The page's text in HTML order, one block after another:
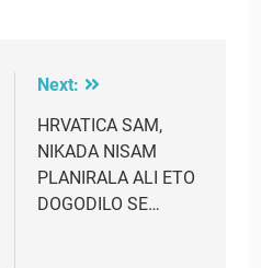
Next:
HRVATICA SAM,
NIKADA NISAM
PLANIRALA ALI ETO
DOGODILO SE…